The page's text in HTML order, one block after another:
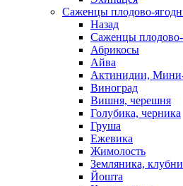
Саженцы плодово-
Назад
Саженцы
Абрикосы
Айва
Актинидии,
Виноград
Вишня, черешня
Голубика, черника
Груша
Ежевика
Жимолость
Земляника,
Йошта